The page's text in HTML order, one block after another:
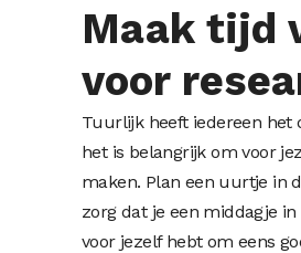
Maak tijd
voor
Tuurlijk heeft iedereen het
het is belangrijk om voor
maken. Plan een uurtje in
zorg dat je een middagje
voor jezelf hebt om eens